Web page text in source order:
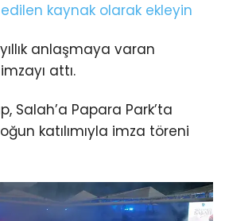
kaynak olarak ekleyin
anlaşmaya varan
attı.
Salah’a Papara Park’ta
katılımıyla imza töreni